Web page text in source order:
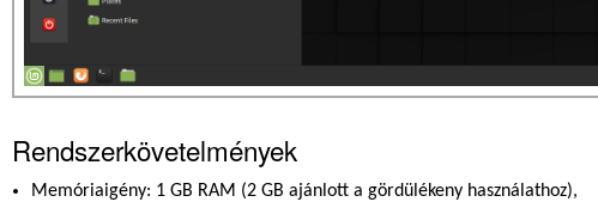
Rendszerkövetelmények
Memóriaigény: 1 GB RAM (2 GB ajánlott a gördülékeny használathoz),